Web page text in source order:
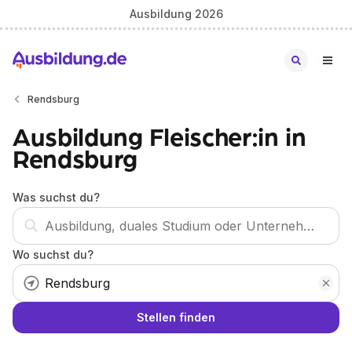
Ausbildung 2026
Rendsburg
Ausbildung Fleischer:in in
Rendsburg
Was suchst du?
Wo suchst du?
Stellen finden